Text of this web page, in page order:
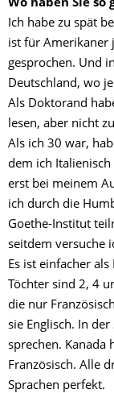
Wo haben Sie so
Ich habe zu spät
ist für Amerikaner
gesprochen. Und
Deutschland, wo
Als Doktorand
lesen, aber nicht
Als ich 30 war,
dem ich
erst bei meinem
ich durch die
Goethe-Institut
seitdem versuche
Es ist einfacher
Töchter sind 2, 4
die nur
sie Englisch. In
sprechen. Kanada
Französisch. Alle
Sprachen perfekt.